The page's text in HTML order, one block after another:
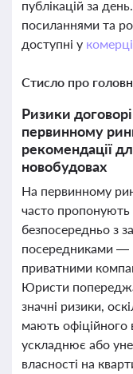
публікацій за
посиланнями та
доступні у
Стисло про
Ризики
первинному
рекомендації
новобудовах
На первинному
часто
безпосередньо з
посередниками —
приватними
Юристи
значні ризики,
мають
ускладнює або
власності на